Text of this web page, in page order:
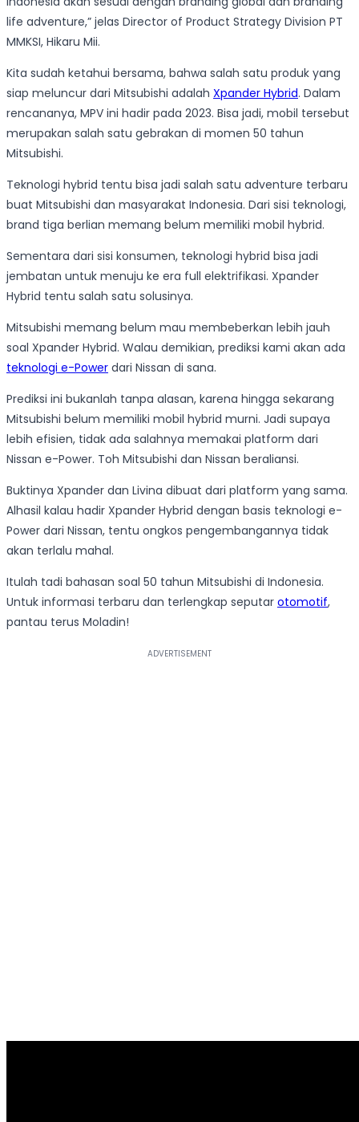
life adventure,” jelas Director of Product Strategy Division PT
MMKSI, Hikaru Mii.
Kita sudah ketahui bersama, bahwa salah satu produk yang
siap meluncur dari Mitsubishi adalah Xpander Hybrid. Dalam
rencananya, MPV ini hadir pada 2023. Bisa jadi, mobil tersebut
merupakan salah satu gebrakan di momen 50 tahun
Mitsubishi.
Teknologi hybrid tentu bisa jadi salah satu adventure terbaru
buat Mitsubishi dan masyarakat Indonesia. Dari sisi teknologi,
brand tiga berlian memang belum memiliki mobil hybrid.
Sementara dari sisi konsumen, teknologi hybrid bisa jadi
jembatan untuk menuju ke era full elektrifikasi. Xpander
Hybrid tentu salah satu solusinya.
Mitsubishi memang belum mau membeberkan lebih jauh
soal Xpander Hybrid. Walau demikian, prediksi kami akan ada
teknologi e-Power dari Nissan di sana.
Prediksi ini bukanlah tanpa alasan, karena hingga sekarang
Mitsubishi belum memiliki mobil hybrid murni. Jadi supaya
lebih efisien, tidak ada salahnya memakai platform dari
Nissan e-Power. Toh Mitsubishi dan Nissan beraliansi.
Buktinya Xpander dan Livina dibuat dari platform yang sama.
Alhasil kalau hadir Xpander Hybrid dengan basis teknologi e-
Power dari Nissan, tentu ongkos pengembangannya tidak
akan terlalu mahal.
Itulah tadi bahasan soal 50 tahun Mitsubishi di Indonesia.
Untuk informasi terbaru dan terlengkap seputar otomotif,
pantau terus Moladin!